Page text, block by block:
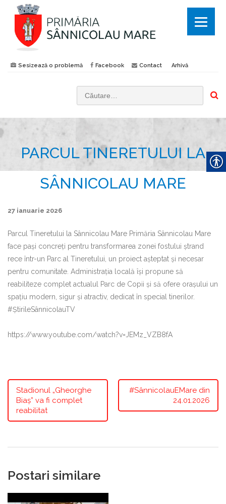
Sesizează o problemă Facebook Contact Arhivă
:
PARCUL TINERETULUI LA
SÂNNICOLAU MARE
27 ianuarie 2026
Parcul Tineretului la Sânnicolau Mare Primăria Sânnicolau Mare
face pași concreți pentru transformarea zonei fostului ștrand
rece într-un Parc al Tineretului, un proiect așteptat și necesar
pentru comunitate. Administrația locală își propune să
reabiliteze complet actualul Parc de Copii și să ofere orașului un
spațiu modern, sigur și atractiv, dedicat în special tinerilor.
#ȘtirileSânnicolauTV
https://www.youtube.com/watch?v=JEMz_VZB8fA
Stadionul „Gheorghe
Biaș” va fi complet
reabilitat
#SânnicolauEMare din
24.01.2026
Postari similare